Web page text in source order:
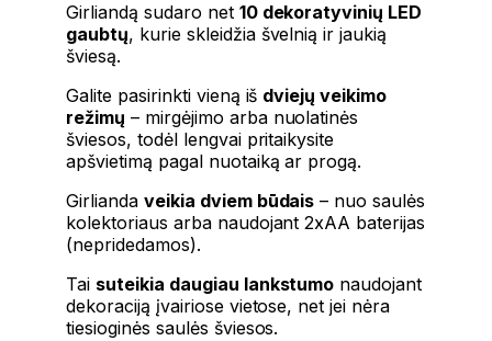
Girliandą sudaro net 10 dekoratyvinių LED
gaubtų, kurie skleidžia švelnią ir jaukią
šviesą.
Galite pasirinkti vieną iš dviejų veikimo
režimų – mirgėjimo arba nuolatinės
šviesos, todėl lengvai pritaikysite
apšvietimą pagal nuotaiką ar progą.
Girlianda veikia dviem būdais – nuo saulės
kolektoriaus arba naudojant 2xAA baterijas
(nepridedamos).
Tai suteikia daugiau lankstumo naudojant
dekoraciją įvairiose vietose, net jei nėra
tiesioginės saulės šviesos.